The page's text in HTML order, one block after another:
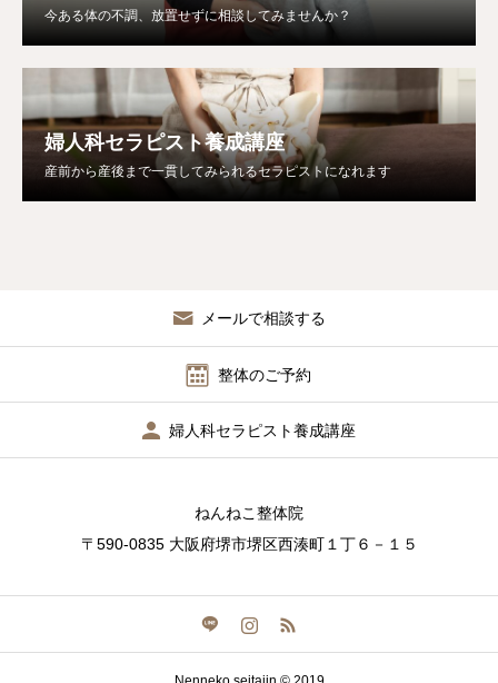
今ある体の不調、放置せずに相談してみませんか？
婦人科セラピスト養成講座
産前から産後まで一貫してみられるセラピストになれます
メールで相談する
整体のご予約
婦人科セラピスト養成講座
ねんねこ整体院
〒590-0835 大阪府堺市堺区西湊町１丁６－１５